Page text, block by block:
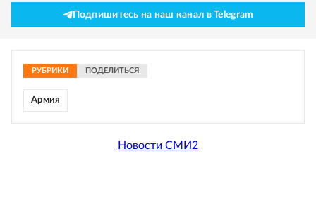
Подпишитесь на наш канал в Telegram
РУБРИКИ ПОДЕЛИТЬСЯ
Армия
Новости СМИ2